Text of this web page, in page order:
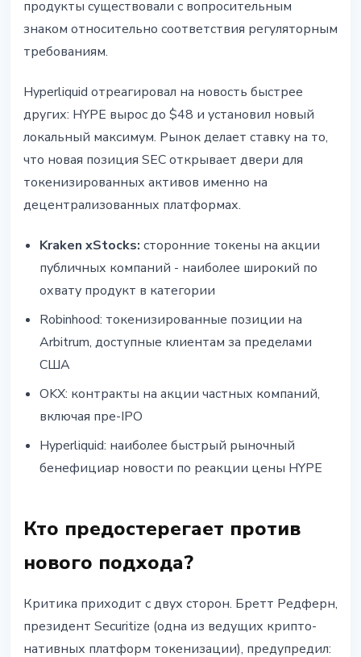
продукты существовали с вопросительным
знаком относительно соответствия регуляторным
требованиям.
Hyperliquid отреагировал на новость быстрее
других: HYPE вырос до $48 и установил новый
локальный максимум. Рынок делает ставку на то,
что новая позиция SEC открывает двери для
токенизированных активов именно на
децентрализованных платформах.
Kraken xStocks: сторонние токены на акции
публичных компаний - наиболее широкий по
охвату продукт в категории
Robinhood: токенизированные позиции на
Arbitrum, доступные клиентам за пределами
США
OKX: контракты на акции частных компаний,
включая пре-IPO
Hyperliquid: наиболее быстрый рыночный
бенефициар новости по реакции цены HYPE
Кто предостерегает против
нового подхода?
Критика приходит с двух сторон. Бретт Редферн,
президент Securitize (одна из ведущих крипто-
нативных платформ токенизации), предупредил: